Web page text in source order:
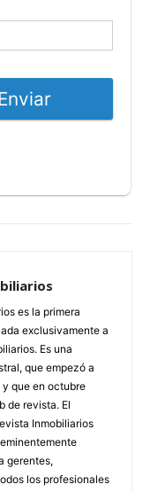
es la primera
exclusivamente a
Es una
que empezó a
que en octubre
de revista. El
Inmobiliarios
gerentes,
los profesionales